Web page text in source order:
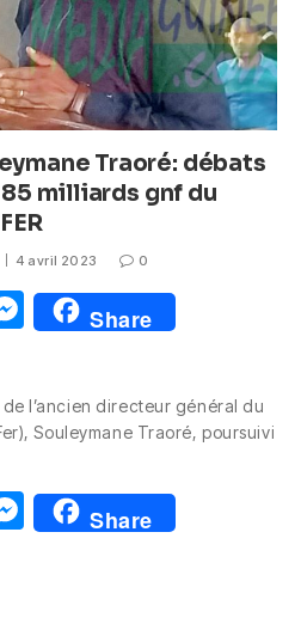
Traoré: débats
milliards gnf du
4 avril 2023 0
M
e
e
g
er
Share
l’ancien directeur général du
Souleymane Traoré, poursuivi
M
e
Share